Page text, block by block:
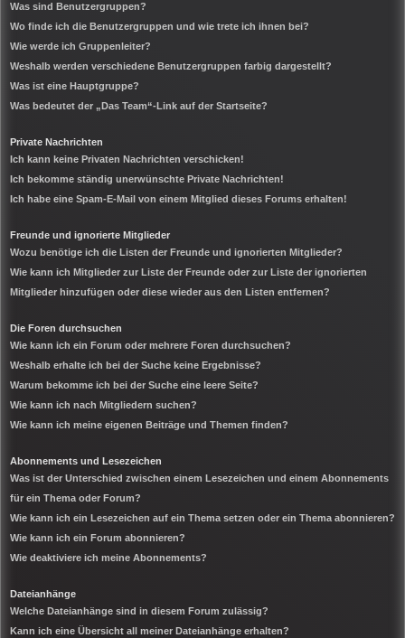
Was sind Benutzergruppen?
Wo finde ich die Benutzergruppen und wie trete ich ihnen bei?
Wie werde ich Gruppenleiter?
Weshalb werden verschiedene Benutzergruppen farbig dargestellt?
Was ist eine Hauptgruppe?
Was bedeutet der „Das Team“-Link auf der Startseite?
Private Nachrichten
Ich kann keine Privaten Nachrichten verschicken!
Ich bekomme ständig unerwünschte Private Nachrichten!
Ich habe eine Spam-E-Mail von einem Mitglied dieses Forums erhalten!
Freunde und ignorierte Mitglieder
Wozu benötige ich die Listen der Freunde und ignorierten Mitglieder?
Wie kann ich Mitglieder zur Liste der Freunde oder zur Liste der ignorierten
Mitglieder hinzufügen oder diese wieder aus den Listen entfernen?
Die Foren durchsuchen
Wie kann ich ein Forum oder mehrere Foren durchsuchen?
Weshalb erhalte ich bei der Suche keine Ergebnisse?
Warum bekomme ich bei der Suche eine leere Seite?
Wie kann ich nach Mitgliedern suchen?
Wie kann ich meine eigenen Beiträge und Themen finden?
Abonnements und Lesezeichen
Was ist der Unterschied zwischen einem Lesezeichen und einem Abonnements
für ein Thema oder Forum?
Wie kann ich ein Lesezeichen auf ein Thema setzen oder ein Thema abonnieren?
Wie kann ich ein Forum abonnieren?
Wie deaktiviere ich meine Abonnements?
Dateianhänge
Welche Dateianhänge sind in diesem Forum zulässig?
Kann ich eine Übersicht all meiner Dateianhänge erhalten?